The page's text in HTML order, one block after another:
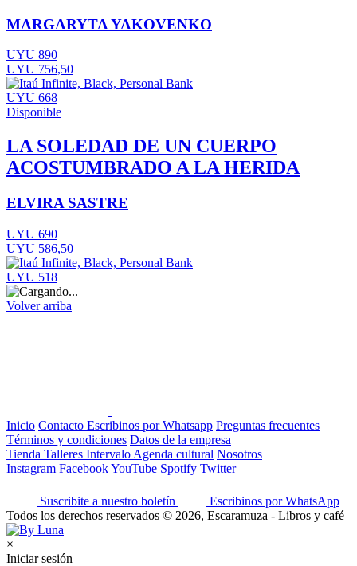
MARGARYTA YAKOVENKO
UYU 890
UYU 756,50
UYU 668
Disponible
LA SOLEDAD DE UN CUERPO
ACOSTUMBRADO A LA HERIDA
ELVIRA SASTRE
UYU 690
UYU 586,50
UYU 518
Volver arriba
Inicio Contacto Escribinos por Whatsapp Preguntas frecuentes
Términos y condiciones Datos de la empresa
Tienda Talleres Intervalo Agenda cultural Nosotros
Instagram FacebookYouTube Spotify Twitter
Suscribite a nuestro boletín
Escribinos por WhatsApp
Todos los derechos reservados © 2026, Escaramuza - Libros y café
×
Iniciar sesión